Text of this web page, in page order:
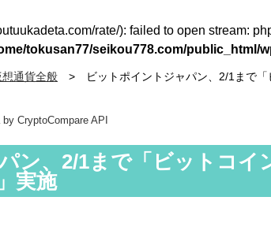
rate/): failed to open stream:
tokusan77/seikou778.com/public_html/
想通貨全般 ビットポイントジャパン、2/1まで
by CryptoCompare API
ン、2/1まで「ビットコイ
実施